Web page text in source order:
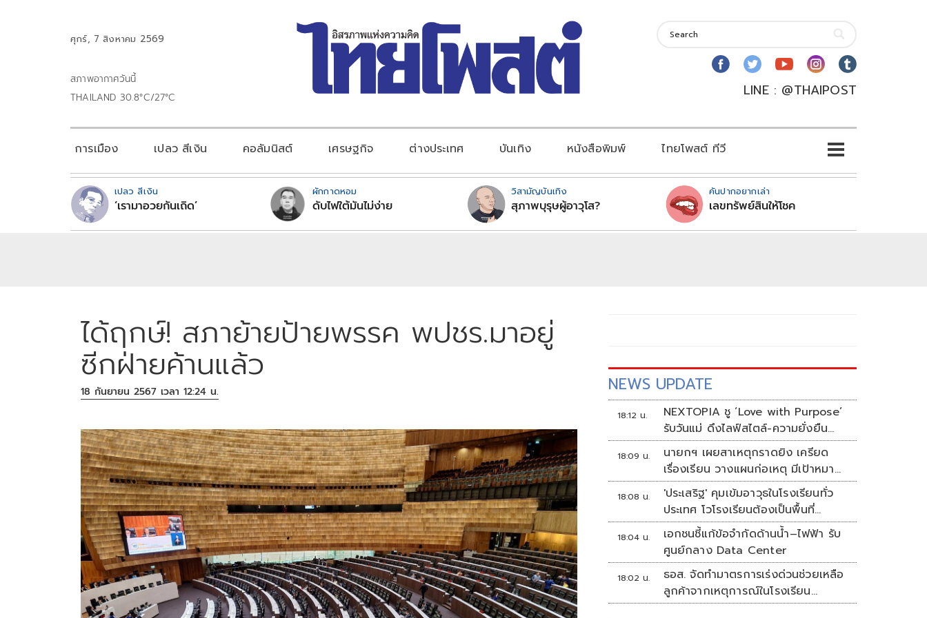
ศุกร์, 7 สิงหาคม 2569
สภาพอากาศวันนี้
THAILAND 30.8°C/27°C
LINE : @THAIPOST
การเมือง เปลว สีเงิน คอลัมนิสต์ เศรษฐกิจ ต่างประเทศ บันเทิง หนังสือพิมพ์ ไทยโพสต์ ทีวี
เปลว สีเงิน
‘เรามาอวยกันเถิด’
ผักกาดหอม
ดับไฟใต้มันไม่ง่าย
วิสามัญบันเทิง
สุภาพบุรุษผู้อาวุโส?
คันปากอยากเล่า
เลขทรัพย์สินให้โชค
ได้ฤกษ์! สภาย้ายป้ายพรรค พปชร.มาอยู่
ซีกฝ่ายค้านแล้ว
18 กันยายน 2567 เวลา 12:24 น. NEWS UPDATE
18:12 น.
NEXTOPIA ชู ‘Love with Purpose’
รับวันแม่ ดึงไลฟ์สไตล์-ความยั่งยืน
สร้างประสบการณ์ช้อปปิงมีความหมาย
18:09 น.
นายกฯ เผยสาเหตุกราดยิง เครียด
เรื่องเรียน วางแผนก่อเหตุ มีเป้าหมาย
ชัดเจน
18:08 น.
'ประเสริฐ' คุมเข้มอาวุธในโรงเรียนทั่ว
ประเทศ โวโรงเรียนต้องเป็นพื้นที่
ปลอดภัย
18:04 น.
เอกชนชี้แก้ข้อจำกัดด้านน้ำ–ไฟฟ้า รับ
ศูนย์กลาง Data Center
18:02 น.
ธอส. จัดทำมาตรการเร่งด่วนช่วยเหลือ
ลูกค้าจากเหตุการณ์ในโรงเรียน
จังหวัดนนทบุรี กรณีเสียชีวิตหรือ